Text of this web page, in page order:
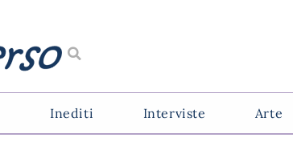
Inediti Interviste Arte